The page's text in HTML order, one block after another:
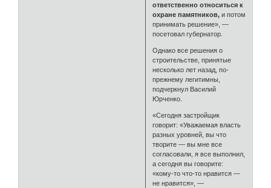
ответственно относиться к
охране памятников, и потом
принимать решение», —
посетовал губернатор.
Однако все решения о
строительстве, принятые
несколько лет назад, по-
прежнему легитимны,
подчеркнул Василий
Юрченко.
«Сегодня застройщик
говорит: «Уважаемая власть
разных уровней, вы что
творите — вы мне все
согласовали, я все выполнил,
а сегодня вы говорите:
«кому-то что-то нравится —
не нравится», —